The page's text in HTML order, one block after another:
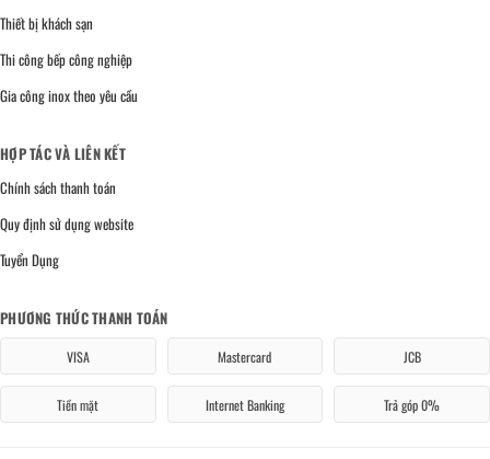
Thiết bị khách sạn
Thi công bếp công nghiệp
Gia công inox theo yêu cầu
HỢP TÁC VÀ LIÊN KẾT
Chính sách thanh toán
Quy định sử dụng website
Tuyển Dụng
PHƯƠNG THỨC THANH TOÁN
VISA Mastercard JCB
Tiền mặt Internet Banking Trả góp 0%